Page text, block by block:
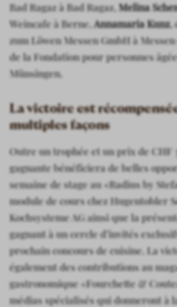
Bad Ragaz à Bad Ragaz, Melina
Weincafe à Berne,Annamaria Kunz,
zum Löwen Messen GmbH à
de la Fondation pour personnes
Münsingen.
La victoire est
multiples façons
Outre un trophée et un prix de CHF
gagnante bénéficiera de belles
semaine de stage au «Radius by
module de cours chez Hugentobler
Kochsysteme AG ainsi que la
gagnant à un cercle d’invités
prochain concours de cuisine. La
également des contributions au
gastronomique «Fourchette &
médias spécialisés qui donneront à